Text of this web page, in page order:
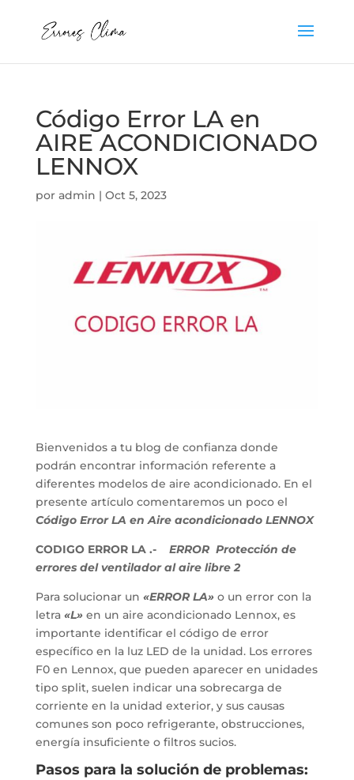
Código Error LA en
AIRE ACONDICIONADO
LENNOX
por admin | Oct 5, 2023
Bienvenidos a tu blog de confianza donde
podrán encontrar información referente a
diferentes modelos de aire acondicionado. En el
presente artículo comentaremos un poco el
Código Error LA en Aire acondicionado LENNOX
CODIGO ERROR LA .-
ERROR Protección de
errores del ventilador al aire libre 2
Para solucionar un «ERROR LA»o un error con la
letra«L»en un aire acondicionado Lennox, es
importante identificar el código de error
específico en la luz LED de la unidad. Los errores
F0 en Lennox, que pueden aparecer en unidades
tipo split, suelen indicar una sobrecarga de
corriente en la unidad exterior, y sus causas
comunes son poco refrigerante, obstrucciones,
energía insuficiente o filtros sucios.
Pasos para la solución de problemas: